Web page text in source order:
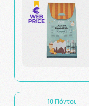
10 Πόντοι